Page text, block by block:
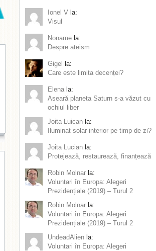
Ionel V la:
Visul
Noname la:
Despre ateism
Gigel
la:
Care este limita decenței?
Elena la:
Aseară planeta Saturn s-a văzut cu
ochiul liber
Joita Luican la:
Iluminat solar interior pe timp de zi?
Joita Lucian la:
Protejează, restaurează, finanțează
Robin Molnar la:
Voluntari în Europa: Alegeri
Prezidențiale (2019) – Turul 2
Robin Molnar la:
Voluntari în Europa: Alegeri
Prezidențiale (2019) – Turul 2
UndeadAlien la:
Voluntari în Europa: Alegeri